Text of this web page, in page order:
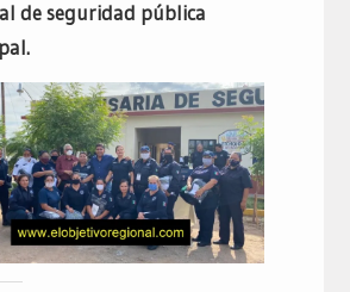
de seguridad pública